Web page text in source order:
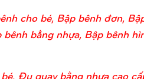
cho bé, Bập bênh đơn,
bằng nhựa, Bập bênh
Đu quay bằng nhựa cao